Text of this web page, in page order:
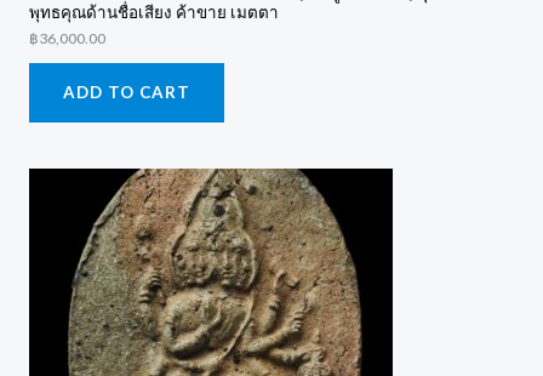
พุทธคุณด้านชื่อเสียง ค้าขาย เมตตา
฿36,000.00
ADD TO CART